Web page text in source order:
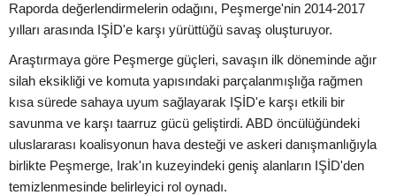
Raporda değerlendirmelerin odağını, Peşmerge'nin 2014-2017
yılları arasında IŞİD'e karşı yürüttüğü savaş oluşturuyor.
Araştırmaya göre Peşmerge güçleri, savaşın ilk döneminde ağır
silah eksikliği ve komuta yapısındaki parçalanmışlığa rağmen
kısa sürede sahaya uyum sağlayarak IŞİD'e karşı etkili bir
savunma ve karşı taarruz gücü geliştirdi. ABD öncülüğündeki
uluslararası koalisyonun hava desteği ve askeri danışmanlığıyla
birlikte Peşmerge, Irak'ın kuzeyindeki geniş alanların IŞİD'den
temizlenmesinde belirleyici rol oynadı.